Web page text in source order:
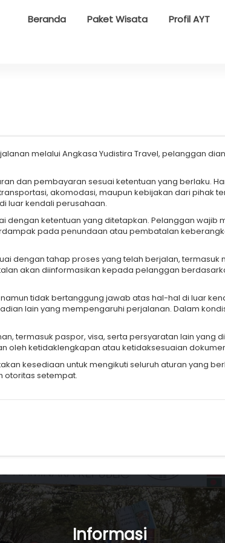
Beranda Paket Wisata Profil AYT
melalui Angkasa Yudistira Travel, pelanggan
dan pembayaran sesuai ketentuan yang berlaku.
akomodasi, maupun kebijakan dari pihak
luar kendali perusahaan.
ketentuan yang ditetapkan. Pelanggan wajib
pada penundaan atau pembatalan
dengan tahap proses yang telah berjalan, termasuk
akan diinformasikan kepada pelanggan
tidak bertanggung jawab atas hal-hal di luar
lain yang mempengaruhi perjalanan. Dalam
termasuk paspor, visa, serta persyaratan lain yang
ketidaklengkapan atau ketidaksesuaian
kesediaan untuk mengikuti seluruh aturan yang
otoritas setempat.
Informasi